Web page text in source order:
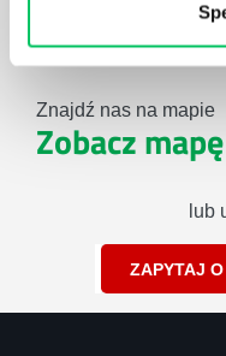
Znajdź nas na mapie
Zobacz mapę
lub
ZAPYTAJ